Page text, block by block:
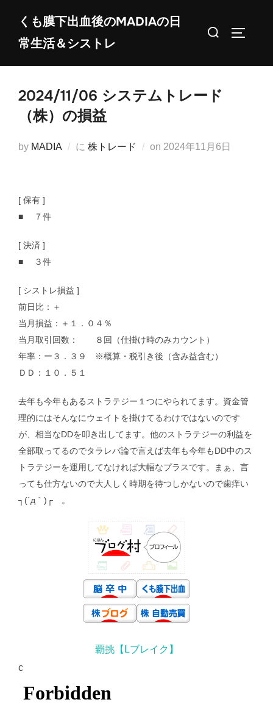
くも膜下出血後のMADIAの日
常生活＆シストレ
検
2024/11/06 システムトレード
（株）の損益
by MADIA に 株トレード on 投
2024年11月6日
[ 保有 ]
■ ７件
[ 決済 ]
■ ３件
[ シストレ損益 ]
前日比：＋
当月損益：＋１．０４％
当月取引回数： ８回（仕掛け時のみカウント）
年率：ー３．３９ ※概算・税引き後（含み益含む）
ＤＤ：１０．５１
去年も今年もあるストラテジー１つにやられてます。資金管
理的にはそんなにウェイトを掛けてるわけではないのです
が、相当なDDを叩き出してます。他のストラテジーの利益を
全部取ってるのでタラレバ論で言えば去年も今年もDD中のス
トラテジーを運用してなければ大幅なプラスです。まぁ、言
っても仕方ないので大人しく時期を待つしかないので歯痒い
┐(´д｀)┌ 。
覇挑【Lブレイク】
c